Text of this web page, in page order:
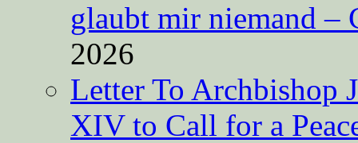
glaubt mir niemand –
2026
Letter To Archbishop
XIV to Call for a